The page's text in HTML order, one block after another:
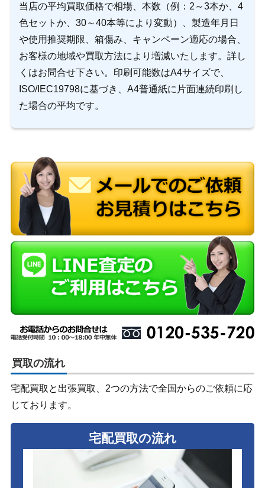
当店の平均買取価格で相場、本数（例：2～3本か、4
色セットか、30～40本等により変動）、製造年月日
や使用推奨期限、箱傷み、キャンペーン適応の場合、
お客様の地域や買取方法により増減いたします。詳し
くはお問合せ下さい。印刷可能数はA4サイズで、
ISO/IEC19798に基づき、A4普通紙に片面連続印刷し
た場合の平均です。
買取の流れ
宅配買取と出張買取、2つの方法で全国からのご依頼に応
じております。
宅配買取の流れ